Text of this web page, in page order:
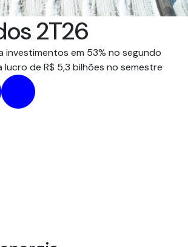
2T26
investimentos em 53% no segundo
de R$ 5,3 bilhões no semestre